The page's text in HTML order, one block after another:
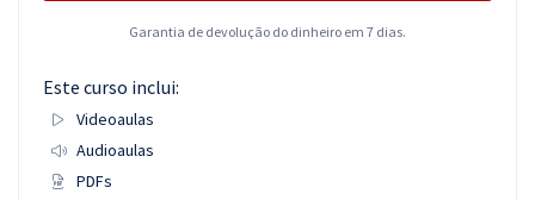
Garantia de devolução do dinheiro em 7 dias.
Este curso inclui:
Videoaulas
Audioaulas
PDFs